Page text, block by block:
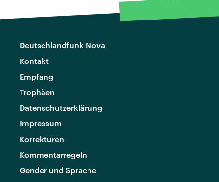
Deutschlandfunk Nova
Kontakt
Empfang
Trophäen
Datenschutzerklärung
Impressum
Korrekturen
Kommentarregeln
Gender und Sprache